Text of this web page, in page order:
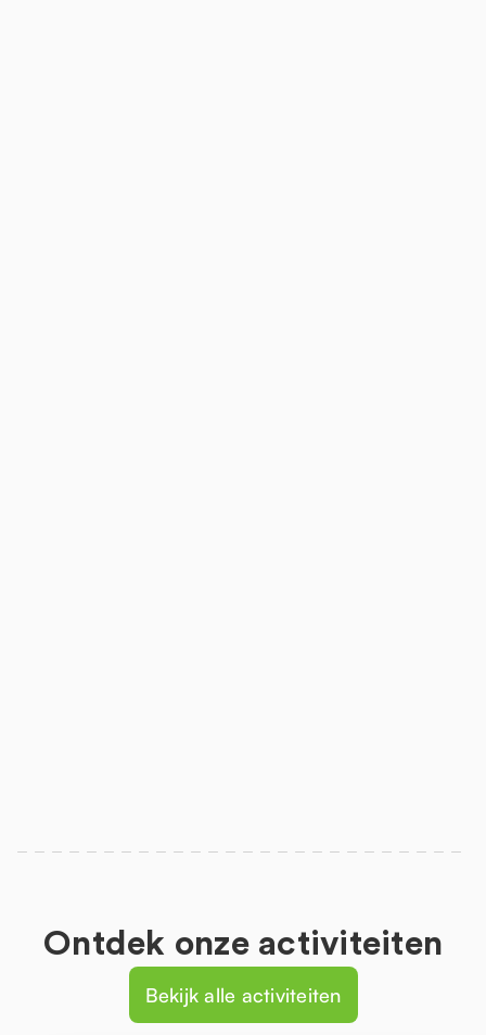
Ontdek onze activiteiten
Bekijk alle activiteiten